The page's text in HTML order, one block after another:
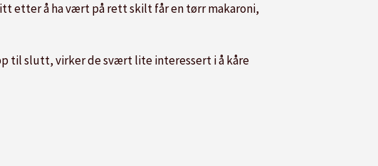
etter å ha vært på rett skilt får en tørr makaroni,
til slutt, virker de svært lite interessert i å kåre